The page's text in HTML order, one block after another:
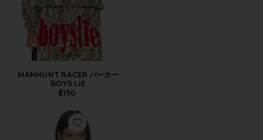
MANHUNT RACER パーカー
BOYS LIE
$150